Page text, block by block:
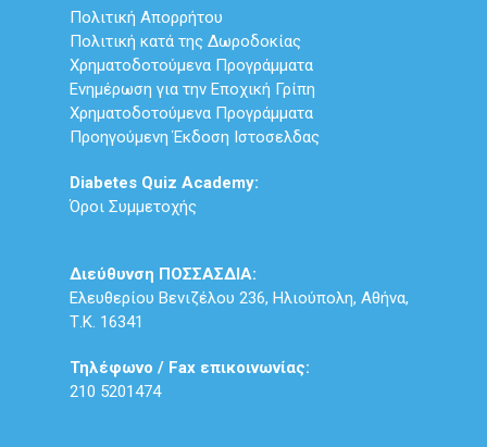
Πολιτική Απορρήτου
Πολιτική κατά της Δωροδοκίας
Χρηματοδοτούμενα Προγράμματα
Ενημέρωση για την Εποχική Γρίπη
Χρηματοδοτούμενα Προγράμματα
Προηγούμενη Έκδοση Ιστοσελδας
Diabetes Quiz Academy:
Όροι Συμμετοχής
Διεύθυνση ΠΟΣΣΑΣΔΙΑ:
Ελευθερίου Βενιζέλου 236, Ηλιούπολη, Αθήνα,
Τ.Κ. 16341
Τηλέφωνο / Fax επικοινωνίας:
210 5201474